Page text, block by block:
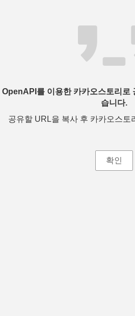
OpenAPI를 이용한 카카오스토리로
습니다.
공유할 URL을 복사 후 카카오스토
확인